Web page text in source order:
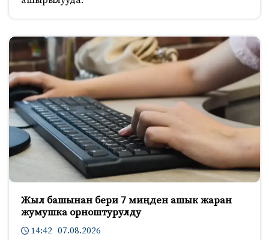
Жыл башынан бери 7 миңден ашык жаран
жумушка орноштурулду
14:42 07.08.2026